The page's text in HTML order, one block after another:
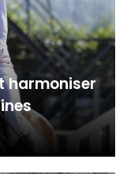
harmoniser